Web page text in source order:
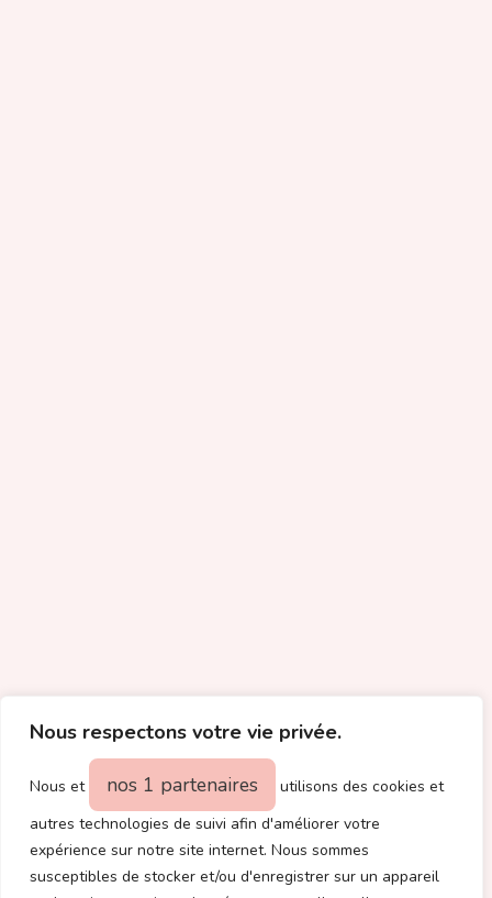
Nous respectons votre vie privée.
Nous et nos 1 partenaires
utilisons des cookies et
autres technologies de suivi afin d'améliorer votre
expérience sur notre site internet. Nous sommes
susceptibles de stocker et/ou d'enregistrer sur un appareil